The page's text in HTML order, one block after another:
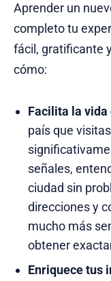
Aprender un
completo tu
fácil, gratificante
cómo:
Facilita la
país que
señales,
ciudad sin
direcciones y
mucho más
obtener
Enriquece tus